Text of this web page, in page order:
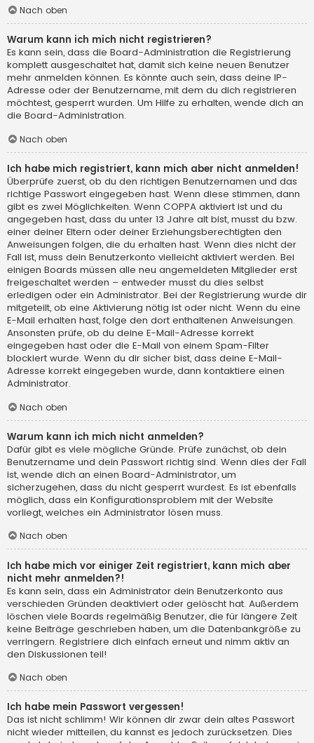
Nach oben
Warum kann ich mich nicht registrieren?
Es kann sein, dass die Board-Administration die Registrierung
komplett ausgeschaltet hat, damit sich keine neuen Benutzer
mehr anmelden können. Es könnte auch sein, dass deine IP-
Adresse oder der Benutzername, mit dem du dich registrieren
möchtest, gesperrt wurden. Um Hilfe zu erhalten, wende dich an
die Board-Administration.
Nach oben
Ich habe mich registriert, kann mich aber nicht anmelden!
Überprüfe zuerst, ob du den richtigen Benutzernamen und das
richtige Passwort eingegeben hast. Wenn diese stimmen, dann
gibt es zwei Möglichkeiten. Wenn COPPA aktiviert ist und du
angegeben hast, dass du unter 13 Jahre alt bist, musst du bzw.
einer deiner Eltern oder deiner Erziehungsberechtigten den
Anweisungen folgen, die du erhalten hast. Wenn dies nicht der
Fall ist, muss dein Benutzerkonto vielleicht aktiviert werden. Bei
einigen Boards müssen alle neu angemeldeten Mitglieder erst
freigeschaltet werden – entweder musst du dies selbst
erledigen oder ein Administrator. Bei der Registrierung wurde dir
mitgeteilt, ob eine Aktivierung nötig ist oder nicht. Wenn du eine
E-Mail erhalten hast, folge den dort enthaltenen Anweisungen.
Ansonsten prüfe, ob du deine E-Mail-Adresse korrekt
eingegeben hast oder die E-Mail von einem Spam-Filter
blockiert wurde. Wenn du dir sicher bist, dass deine E-Mail-
Adresse korrekt eingegeben wurde, dann kontaktiere einen
Administrator.
Nach oben
Warum kann ich mich nicht anmelden?
Dafür gibt es viele mögliche Gründe. Prüfe zunächst, ob dein
Benutzername und dein Passwort richtig sind. Wenn dies der Fall
ist, wende dich an einen Board-Administrator, um
sicherzugehen, dass du nicht gesperrt wurdest. Es ist ebenfalls
möglich, dass ein Konfigurationsproblem mit der Website
vorliegt, welches ein Administrator lösen muss.
Nach oben
Ich habe mich vor einiger Zeit registriert, kann mich aber
nicht mehr anmelden?!
Es kann sein, dass ein Administrator dein Benutzerkonto aus
verschieden Gründen deaktiviert oder gelöscht hat. Außerdem
löschen viele Boards regelmäßig Benutzer, die für längere Zeit
keine Beiträge geschrieben haben, um die Datenbankgröße zu
verringern. Registriere dich einfach erneut und nimm aktiv an
den Diskussionen teil!
Nach oben
Ich habe mein Passwort vergessen!
Das ist nicht schlimm! Wir können dir zwar dein altes Passwort
nicht wieder mitteilen, du kannst es jedoch zurücksetzen. Dies